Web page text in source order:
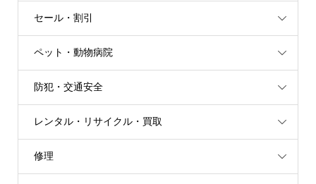
セール・割引
ペット・動物病院
防犯・交通安全
レンタル・リサイクル・買取
修理